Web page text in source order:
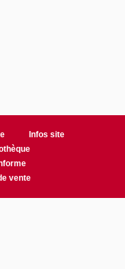
Infos site
vente